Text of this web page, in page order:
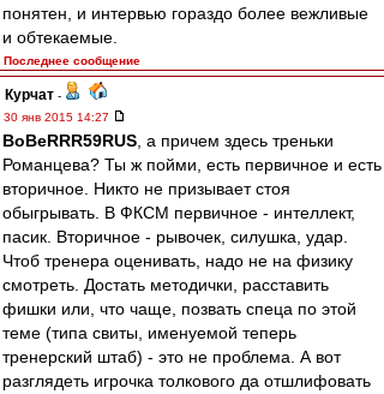
понятен, и интервью гораздо более вежливые
и обтекаемые.
Последнее сообщение
Курчат -
30 янв 2015 14:27
BoBeRRR59RUS , а причем здесь треньки
Романцева? Ты ж пойми, есть первичное и есть
вторичное. Никто не призывает стоя
обыгрывать. В ФКСМ первичное - интеллект,
пасик. Вторичное - рывочек, силушка, удар.
Чтоб тренера оценивать, надо не на физику
смотреть. Достать методички, расставить
фишки или, что чаще, позвать спеца по этой
теме (типа свиты, именуемой теперь
тренерский штаб) - это не проблема. А вот
разглядеть игрочка толкового да отшлифовать